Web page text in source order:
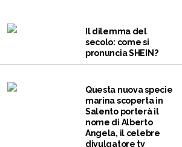
Il dilemma del
secolo: come si
pronuncia SHEIN?
Questa nuova specie
marina scoperta in
Salento porterà il
nome di Alberto
Angela, il celebre
divulgatore tv